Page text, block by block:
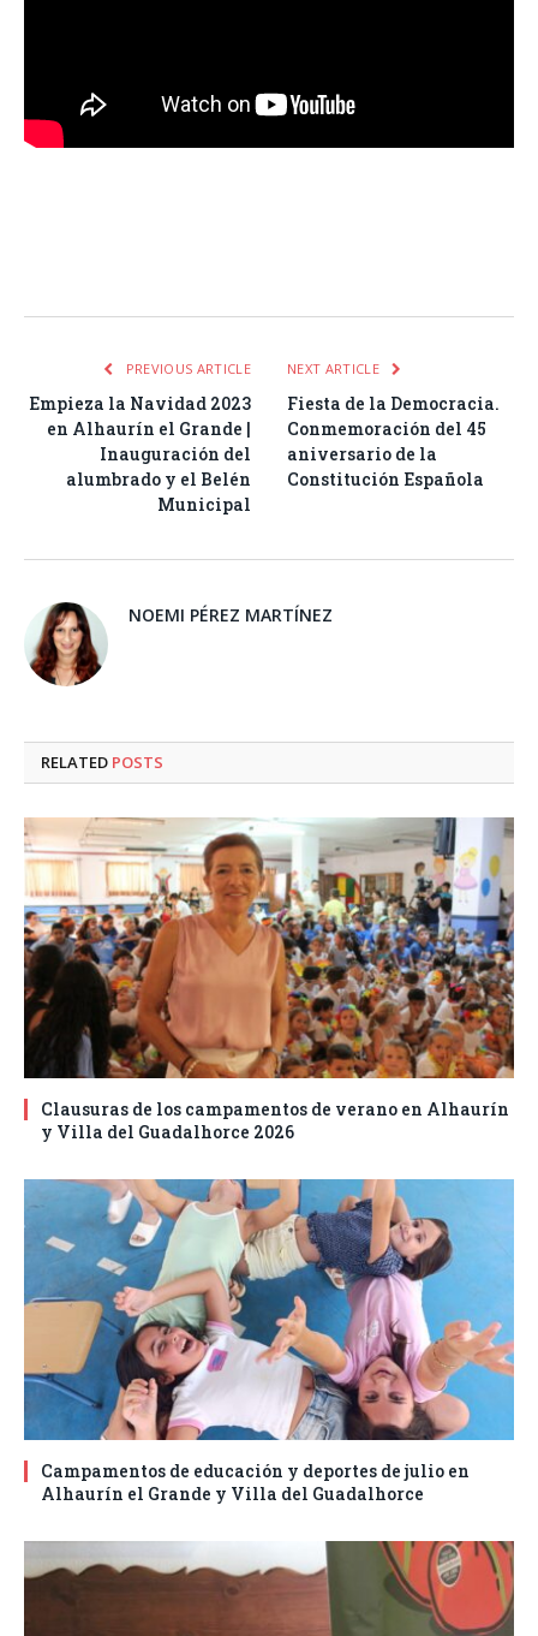
PREVIOUS ARTICLE
Empieza la Navidad 2023
en Alhaurín el Grande |
Inauguración del
alumbrado y el Belén
Municipal
NEXT ARTICLE
Fiesta de la Democracia.
Conmemoración del 45
aniversario de la
Constitución Española
NOEMI PÉREZ MARTÍNEZ
RELATED POSTS
Clausuras de los campamentos de verano en Alhaurín
y Villa del Guadalhorce 2026
Campamentos de educación y deportes de julio en
Alhaurín el Grande y Villa del Guadalhorce